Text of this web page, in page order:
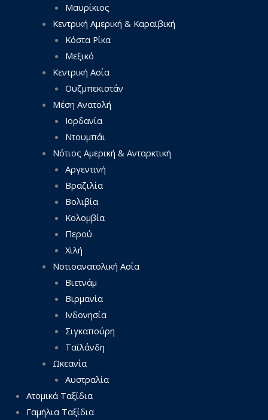
Μαυρίκιος
Κεντρική Αμερική & Καραϊβική
Κόστα Ρίκα
Μεξικό
Κεντρική Ασία
Ουζμπεκιστάν
Μέση Ανατολή
Ιορδανία
Ντουμπάι
Νότιος Αμερική & Ανταρκτική
Αργεντινή
Βραζιλία
Βολιβία
Κολομβία
Περού
Χιλή
Νοτιοανατολική Ασία
Βιετνάμ
Βιρμανία
Ινδονησία
Σιγκαπούρη
Ταϊλάνδη
Ωκεανία
Αυστραλία
Ατομικά Ταξίδια
Γαμήλια Ταξίδια